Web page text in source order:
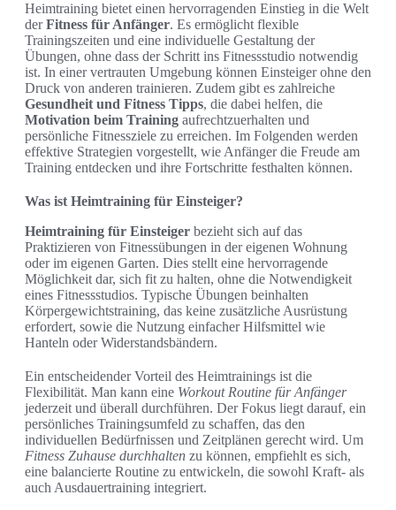
Heimtraining bietet einen hervorragenden Einstieg in die Welt
derFitness für Anfänger. Es ermöglicht flexible
Trainingszeiten und eine individuelle Gestaltung der
Übungen, ohne dass der Schritt ins Fitnessstudio notwendig
ist. In einer vertrauten Umgebung können Einsteiger ohne den
Druck von anderen trainieren. Zudem gibt es zahlreiche
Gesundheit und Fitness Tipps, die dabei helfen, die
Motivation beim Training aufrechtzuerhalten und
persönliche Fitnessziele zu erreichen. Im Folgenden werden
effektive Strategien vorgestellt, wie Anfänger die Freude am
Training entdecken und ihre Fortschritte festhalten können.
Was ist Heimtraining für Einsteiger?
Heimtraining für Einsteiger bezieht sich auf das
Praktizieren von Fitnessübungen in der eigenen Wohnung
oder im eigenen Garten. Dies stellt eine hervorragende
Möglichkeit dar, sich fit zu halten, ohne die Notwendigkeit
eines Fitnessstudios. Typische Übungen beinhalten
Körpergewichtstraining, das keine zusätzliche Ausrüstung
erfordert, sowie die Nutzung einfacher Hilfsmittel wie
Hanteln oder Widerstandsbändern.
Ein entscheidender Vorteil des Heimtrainings ist die
Flexibilität. Man kann eine Workout Routine für Anfänger
jederzeit und überall durchführen. Der Fokus liegt darauf, ein
persönliches Trainingsumfeld zu schaffen, das den
individuellen Bedürfnissen und Zeitplänen gerecht wird. Um
Fitness Zuhause durchhalten zu können, empfiehlt es sich,
eine balancierte Routine zu entwickeln, die sowohl Kraft- als
auch Ausdauertraining integriert.